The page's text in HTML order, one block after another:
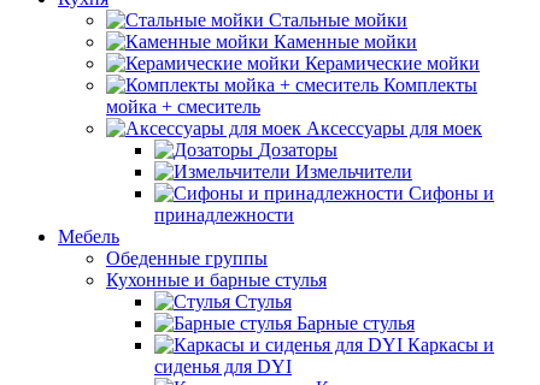
Стальные мойки
Каменные мойки
Керамические мойки
Комплекты
мойка + смеситель
Аксессуары для моек
Дозаторы
Измельчители
Сифоны и
принадлежности
Мебель
Обеденные группы
Кухонные и барные стулья
Стулья
Барные стулья
Каркасы и
сиденья для DYI